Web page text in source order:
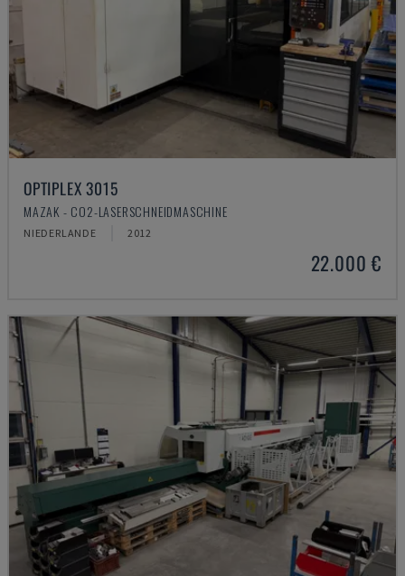
OPTIPLEX 3015
MAZAK - CO2-LASERSCHNEIDMASCHINE
NIEDERLANDE 2012
22.000 €